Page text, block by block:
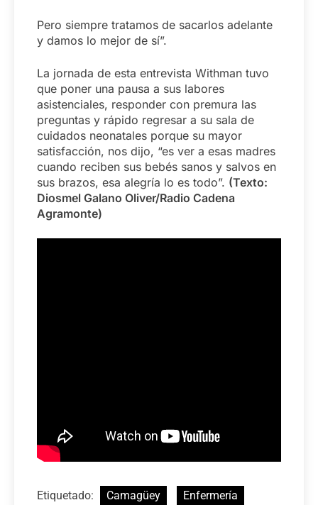
Pero siempre tratamos de sacarlos adelante
y damos lo mejor de sí”.
La jornada de esta entrevista Withman tuvo
que poner una pausa a sus labores
asistenciales, responder con premura las
preguntas y rápido regresar a su sala de
cuidados neonatales porque su mayor
satisfacción, nos dijo, “es ver a esas madres
cuando reciben sus bebés sanos y salvos en
sus brazos, esa alegría lo es todo”. (Texto:
Diosmel Galano Oliver/Radio Cadena
Agramonte)
Etiquetado: Camagüey
Enfermería